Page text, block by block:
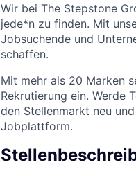
Wir bei The Stepstone
jede*n zu finden. Mit
Jobsuchende und
schaffen.
Mit mehr als 20 Marken
Rekrutierung ein. Werde
den Stellenmarkt neu
Jobplattform.